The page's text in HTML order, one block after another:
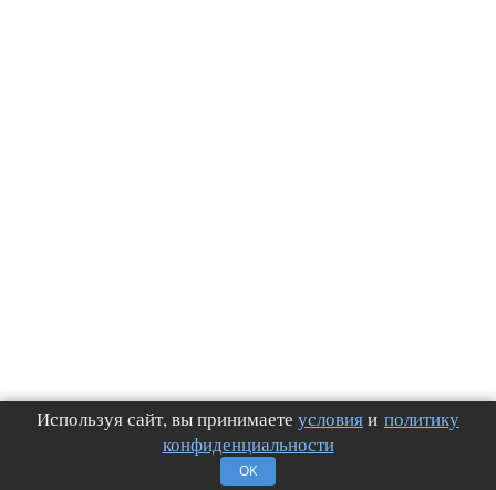
Используя сайт, вы принимаете условияи политику
конфиденциальности
OK